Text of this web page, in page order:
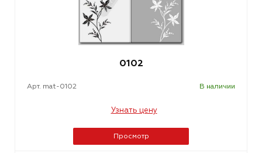
0102
Арт. mat-0102 В наличии
Узнать цену
Просмотр